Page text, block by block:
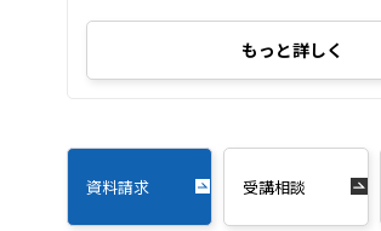
もっと詳しく
資料請求 受講相談